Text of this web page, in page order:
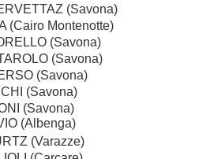
(Savona)
(Cairo Montenotte)
(Savona)
(Savona)
(Savona)
(Savona)
(Savona)
(Albenga)
(Varazze)